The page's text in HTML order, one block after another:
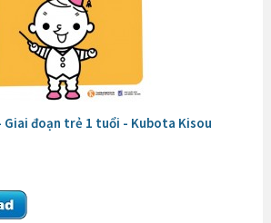
Giai đoạn trẻ 1 tuổi - Kubota Kisou